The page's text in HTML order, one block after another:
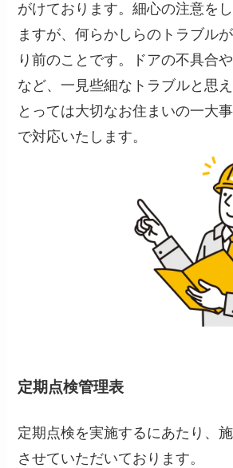
がけております。細心の注意を
ますが、何らかしらのトラブル
り前のことです。ドアの不具合
など、一見些細なトラブルと思
とっては大切なお住まいの一大
で対応いたします。
定期点検管理表
定期点検を実施するにあたり、
させていただいております。